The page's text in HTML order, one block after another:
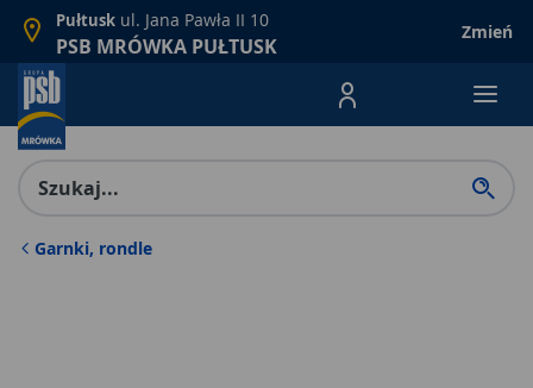
Pułtusk ul. Jana Pawła II 10
PSB MRÓWKA PUŁTUSK
Zmień
Menu Produktów,
Garnki, rondle